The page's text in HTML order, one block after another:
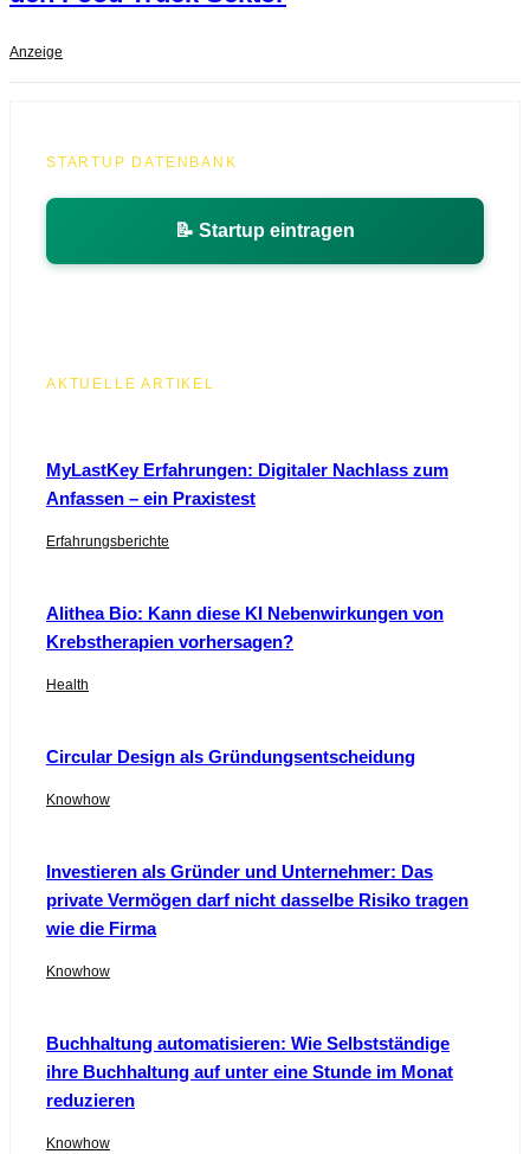
Anzeige
STARTUP DATENBANK
📝 Startup eintragen
AKTUELLE ARTIKEL
MyLastKey Erfahrungen: Digitaler Nachlass zum
Anfassen – ein Praxistest
Erfahrungsberichte
Alithea Bio: Kann diese KI Nebenwirkungen von
Krebstherapien vorhersagen?
Health
Circular Design als Gründungsentscheidung
Knowhow
Investieren als Gründer und Unternehmer: Das
private Vermögen darf nicht dasselbe Risiko tragen
wie die Firma
Knowhow
Buchhaltung automatisieren: Wie Selbstständige
ihre Buchhaltung auf unter eine Stunde im Monat
reduzieren
Knowhow